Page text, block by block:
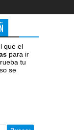
que el
para ir
tu
se